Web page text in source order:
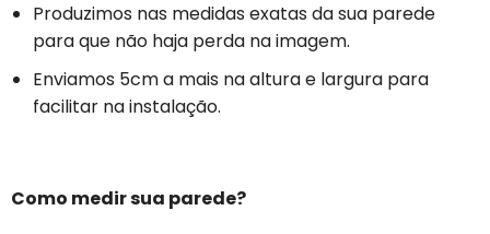
Produzimos nas medidas exatas da sua parede
para que não haja perda na imagem.
Enviamos 5cm a mais na altura e largura para
facilitar na instalação.
Como medir sua parede?